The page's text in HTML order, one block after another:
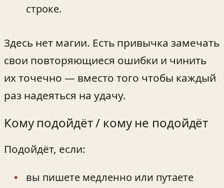
строке.
Здесь нет магии. Есть привычка замечать
свои повторяющиеся ошибки и чинить
их точечно — вместо того чтобы каждый
раз надеяться на удачу.
Кому подойдёт / кому не подойдёт
Подойдёт, если:
вы пишете медленно или путаете